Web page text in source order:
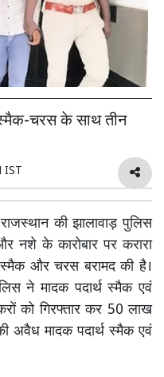
चरस के साथ तीन
IST
की झालावाड़ पुलिस
नशे के कारोबार पर करारा
और चरस बरामद की है।
ने मादक पदार्थ स्मैक एवं
को गिरफ्तार कर 50 लाख
अवैध मादक पदार्थ स्मैक एवं